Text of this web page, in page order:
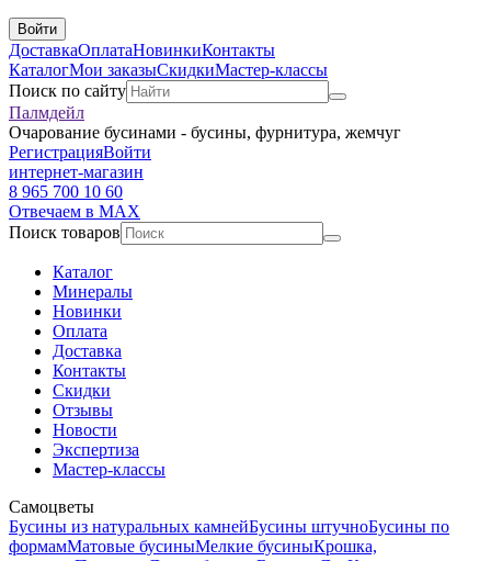
Войти
ДоставкаОплатаНовинкиКонтакты
КаталогМои заказыСкидкиМастер-классы
Поиск по сайту
Палмдейл
Очарование бусинами - бусины, фурнитура, жемчуг
РегистрацияВойти
интернет-магазин
8 965 700 10 60
Отвечаем в MAX
Поиск товаров
Каталог
Минералы
Новинки
Оплата
Доставка
Контакты
Скидки
Отзывы
Новости
Экспертиза
Мастер-классы
Самоцветы
Бусины из натуральных камнейБусины штучноБусины по
формамМатовые бусиныМелкие бусиныКрошка,